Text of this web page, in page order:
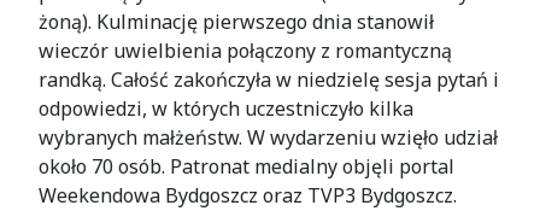
żoną). Kulminację pierwszego dnia stanowił
wieczór uwielbienia połączony z romantyczną
randką. Całość zakończyła w niedzielę sesja pytań i
odpowiedzi, w których uczestniczyło kilka
wybranych małżeństw. W wydarzeniu wzięło udział
około 70 osób. Patronat medialny objęli portal
Weekendowa Bydgoszcz oraz TVP3 Bydgoszcz.